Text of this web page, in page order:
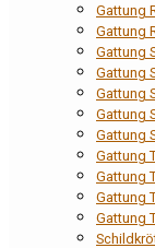
Gattung
Gattung
Gattung
Gattung
Gattung
Gattung
Gattung
Gattung
Gattung
Gattung
Gattung